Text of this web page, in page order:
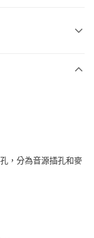
，分為音源插孔和麥